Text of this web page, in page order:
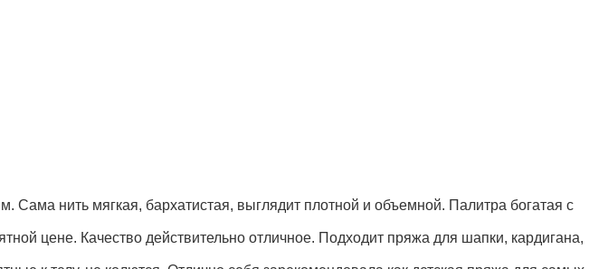
нить мягкая, бархатистая, выглядит плотной и объемной. Палитра богатая с
цене. Качество действительно отличное. Подходит пряжа для шапки, кардигана,